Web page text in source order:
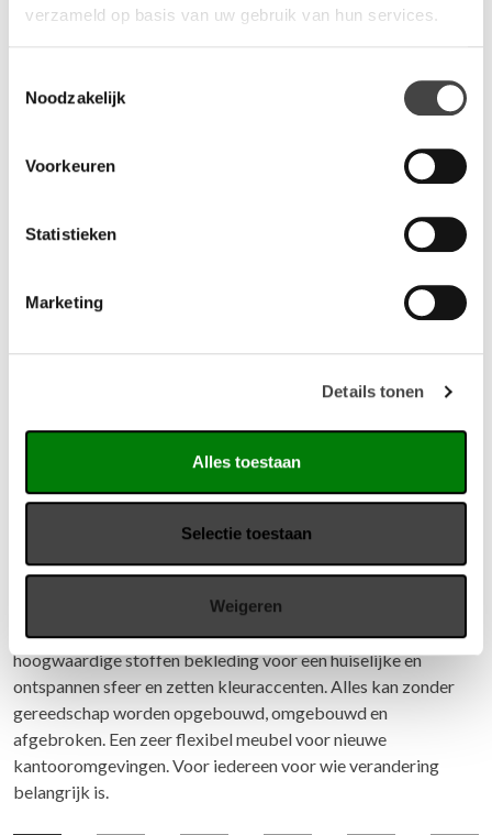
verzameld op basis van uw gebruik van hun services.
Noodzakelijk
Voorkeuren
Statistieken
Marketing
Details tonen
Alles toestaan
Selectie toestaan
Weigeren
073-8000266
Er zijn zitlandschappen mogelijk met de meest uiteenlopende
opbergoplossingen. De M1 Arena is een ruimte-structurerend
meubelconcept. Bijpassende zitkussens zorgen met
hoogwaardige stoffen bekleding voor een huiselijke en
ontspannen sfeer en zetten kleuraccenten. Alles kan zonder
gereedschap worden opgebouwd, omgebouwd en
afgebroken. Een zeer flexibel meubel voor nieuwe
kantooromgevingen. Voor iedereen voor wie verandering
belangrijk is.